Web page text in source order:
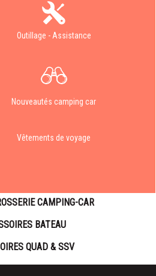
Outillage - Assistance
Nouveautés camping car
Vêtements de voyage
CAMPING-CAR
BATEAU
QUAD & SSV